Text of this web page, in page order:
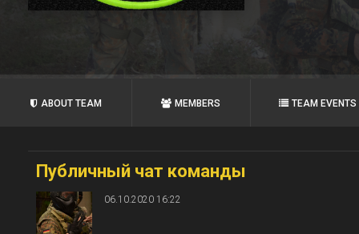
ABOUT TEAM MEMBERS TEAM EVENTS
Публичный чат команды
06.10.2020 16:22